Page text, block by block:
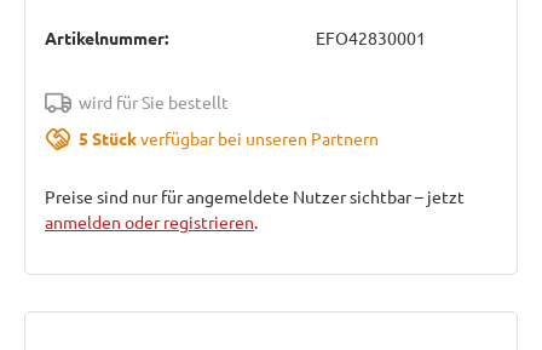
Artikelnummer: EFO42830001
wird für Sie bestellt
5 Stückverfügbar bei unseren Partnern
Preise sind nur für angemeldete Nutzer sichtbar – jetzt
anmelden oder registrieren.